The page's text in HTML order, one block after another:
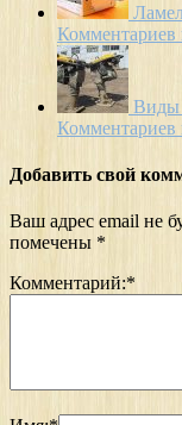
Комментариев
Виды
Комментариев
Добавить свой
Ваш адрес email не
помечены *
Комментарий:*